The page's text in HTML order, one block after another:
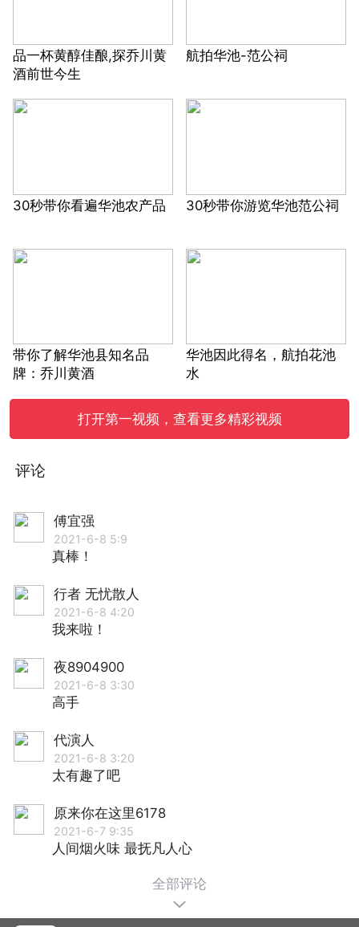
品一杯黄醇佳酿,探乔川黄
酒前世今生
航拍华池-范公祠
30秒带你看遍华池农产品 30秒带你游览华池范公祠
带你了解华池县知名品
牌：乔川黄酒
华池因此得名，航拍花池
水
打开第一视频，查看更多精彩视频
评论
傅宜强
2021-6-8 5:9
真棒！
行者 无忧散人
2021-6-8 4:20
我来啦！
夜8904900
2021-6-8 3:30
高手
代演人
2021-6-8 3:20
太有趣了吧
原来你在这里6178
2021-6-7 9:35
人间烟火味 最抚凡人心
全部评论